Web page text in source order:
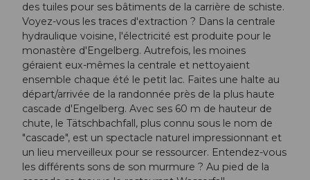
des tuiles pour ses bâtiments de la carrière de schiste.
Voyez-vous les traces d'extraction ? Dans la centrale
hydraulique voisine, l'électricité est produite pour le
monastère d'Engelberg. Autrefois, les moines
géraient eux-mêmes la centrale et nettoyaient
ensemble chaque été le petit lac. Faites une halte au
départ/arrivée de la randonnée près de la plus haute
cascade d'Engelberg. Avec ses 60 m de hauteur de
chute, le Tätschbachfall, plus connu sous le nom de
"cascade", est un spectacle naturel impressionnant et
un lieu merveilleux pour se ressourcer. Entendez-vous
les différents sons de son murmure ? Au pied de la